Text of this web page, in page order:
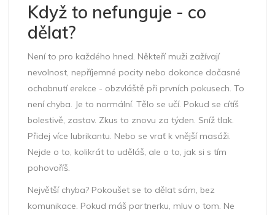
Když to nefunguje - co
dělat?
Není to pro každého hned. Někteří muži zažívají
nevolnost, nepříjemné pocity nebo dokonce dočasné
ochabnutí erekce - obzvláště při prvních pokusech. To
není chyba. Je to normální. Tělo se učí. Pokud se cítíš
bolestivě, zastav. Zkus to znovu za týden. Sníž tlak.
Přidej více lubrikantu. Nebo se vrať k vnější masáži.
Nejde o to, kolikrát to uděláš, ale o to, jak si s tím
pohovoříš.
Největší chyba? Pokoušet se to dělat sám, bez
komunikace. Pokud máš partnerku, mluv o tom. Ne